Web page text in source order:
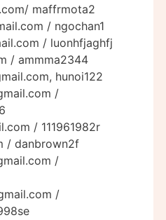
/ maffrmota2
/ ngochan1
/ luonhfjaghfj
/ ammma2344
, hunoi122
/
/ 111961982r
/ danbrown2f
/
/